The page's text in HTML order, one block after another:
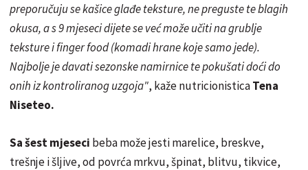
preporučuju se kašice glađe teksture, ne preguste te blagih
okusa, a s 9 mjeseci dijete se već može učiti na grublje
teksture i finger food (komadi hrane koje samo jede).
Najbolje je davati sezonske namirnice te pokušati doći do
onih iz kontroliranog uzgoja", kaže nutricionisticaTena
Niseteo.
Sa šest mjeseci beba može jesti marelice, breskve,
trešnje i šljive, od povrća mrkvu, špinat, blitvu, tikvice,